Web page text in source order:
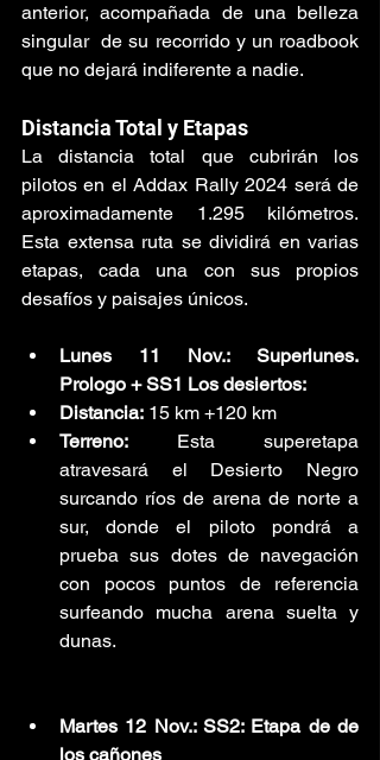
anterior, acompañada de una belleza
singular  de su recorrido y un roadbook
que no dejará indiferente a nadie.
Distancia Total y Etapas
La distancia total que cubrirán los
pilotos en el Addax Rally 2024 será de
aproximadamente 1.295 kilómetros.
Esta extensa ruta se dividirá en varias
etapas, cada una con sus propios
desafíos y paisajes únicos.
Lunes 11 Nov.: Superlunes.
Prologo + SS1 Los desiertos:
Distancia: 15 km +120 km
Terreno: Esta superetapa
atravesará el Desierto Negro
surcando ríos de arena de norte a
sur, donde el piloto pondrá a
prueba sus dotes de navegación
con pocos puntos de referencia
surfeando mucha arena suelta y
dunas.
Martes 12 Nov.: SS2: Etapa de de
los cañones